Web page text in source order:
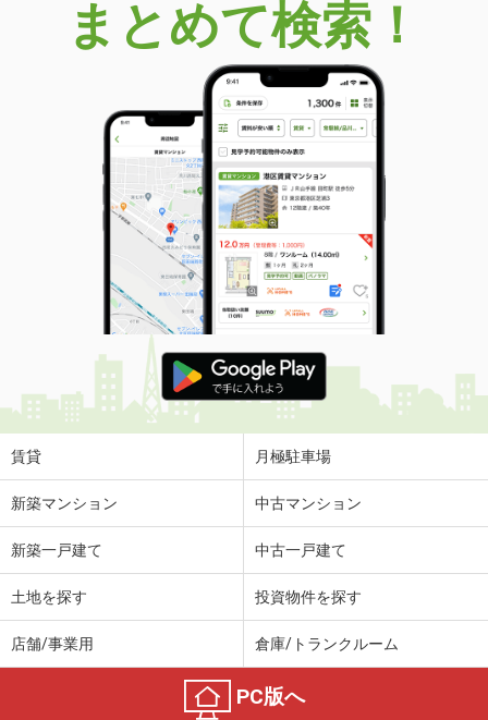
まとめて検索！
賃貸 月極駐車場
新築マンション 中古マンション
新築一戸建て 中古一戸建て
土地を探す 投資物件を探す
店舗/事業用 倉庫/トランクルーム
PC版へ